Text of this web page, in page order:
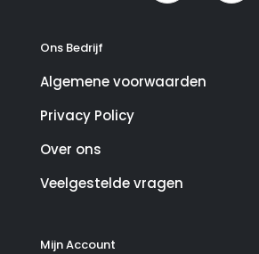
Ons Bedrijf
Algemene voorwaarden
Privacy Policy
Over ons
Veelgestelde vragen
Mijn Account